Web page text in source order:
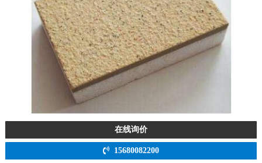
在线询价
15680082200